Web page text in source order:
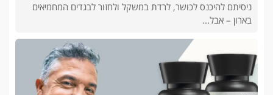
ניסיתם להיכנס לכושר, לרדת במשקל ולחזור לבגדים המחמיאים
בארון – אבל...